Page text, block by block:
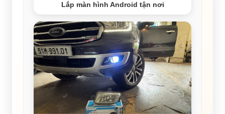
Lắp màn hình Android tận nơi